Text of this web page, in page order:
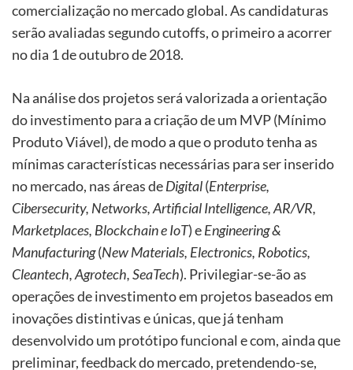
comercialização no mercado global. As candidaturas
serão avaliadas segundo cutoffs, o primeiro a acorrer
no dia 1 de outubro de 2018.
Na análise dos projetos será valorizada a orientação
do investimento para a criação de um MVP (Mínimo
Produto Viável), de modo a que o produto tenha as
mínimas características necessárias para ser inserido
no mercado, nas áreas deDigital(Enterprise,
Cibersecurity, Networks, Artificial Intelligence, AR/VR,
Marketplaces, Blockchain e IoT) eEngineering &
Manufacturing(New Materials, Electronics, Robotics,
Cleantech, Agrotech, SeaTech). Privilegiar-se-ão as
operações de investimento em projetos baseados em
inovações distintivas e únicas, que já tenham
desenvolvido um protótipo funcional e com, ainda que
preliminar, feedback do mercado, pretendendo-se,